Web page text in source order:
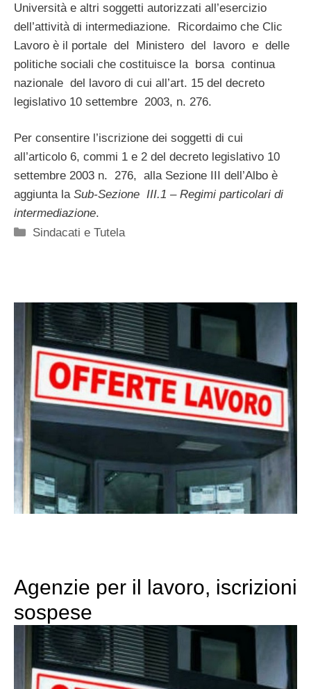
Università e altri soggetti autorizzati all’esercizio
dell’attività di intermediazione. Ricordaimo che Clic
Lavoro è il portale del Ministero del lavoro e delle
politiche sociali che costituisce la borsa continua
nazionale del lavoro di cui all’art. 15 del decreto
legislativo 10 settembre 2003, n. 276.
Per consentire l’iscrizione dei soggetti di cui
all’articolo 6, commi 1 e 2 del decreto legislativo 10
settembre 2003 n. 276, alla Sezione III dell’Albo è
aggiunta la Sub-Sezione III.1 – Regimi particolari di
intermediazione.
Categorie
Sindacati e Tutela
Agenzie per il lavoro, iscrizioni
sospese